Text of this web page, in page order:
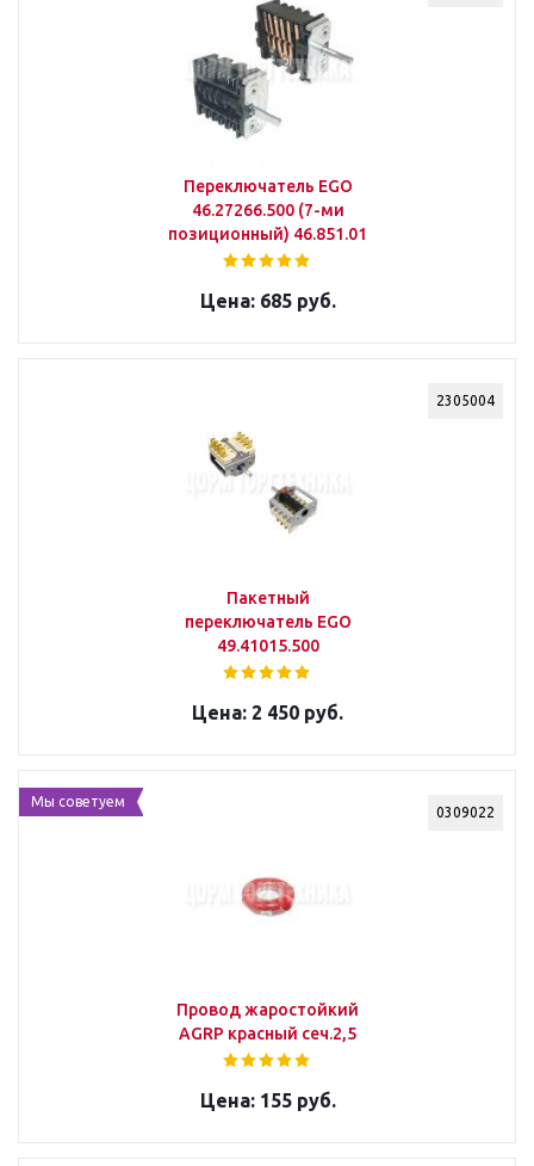
Переключатель EGO
46.27266.500 (7-ми
позиционный) 46.851.01
685 руб.
2305004
Пакетный
переключатель EGO
49.41015.500
2 450 руб.
0309022
Мы советуем
Провод жаростойкий
AGRP красный сеч.2,5
155 руб.